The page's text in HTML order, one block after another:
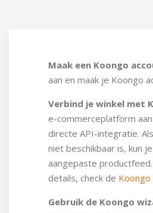
Maak een Koongo
aan en maak je Koongo
Verbind je winkel met
e-commerceplatform
directe API-integratie.
niet beschikbaar is, kun
aangepaste productfeed.
details, check de Koongo
Gebruik de Koongo